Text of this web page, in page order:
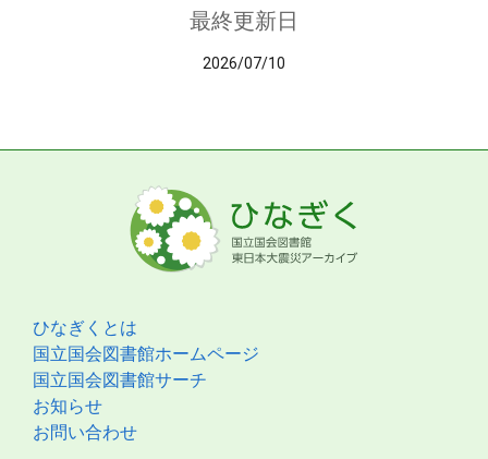
最終更新日
2026/07/10
ひなぎくとは
国立国会図書館ホームページ
国立国会図書館サーチ
お知らせ
お問い合わせ